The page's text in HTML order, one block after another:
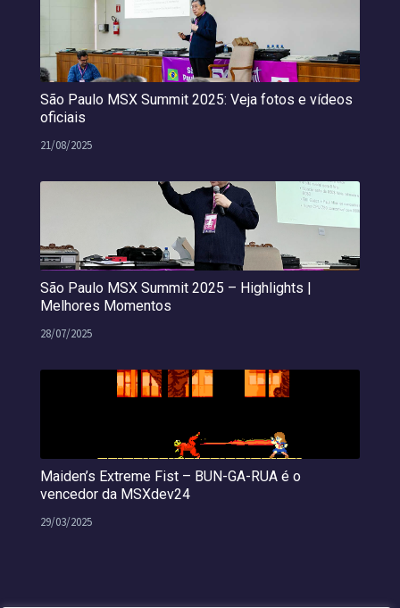
São Paulo MSX Summit 2025: Veja fotos e vídeos
oficiais
21/08/2025
São Paulo MSX Summit 2025 – Highlights |
Melhores Momentos
28/07/2025
Maiden’s Extreme Fist – BUN-GA-RUA é o
vencedor da MSXdev24
29/03/2025